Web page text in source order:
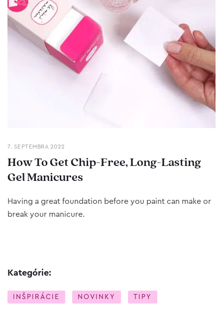
7. SEPTEMBRA 2022
How To Get Chip-Free, Long-Lasting
Gel Manicures
Having a great foundation before you paint can make or
break your manicure.
Kategórie:
INŠPIRÁCIE NOVINKY TIPY